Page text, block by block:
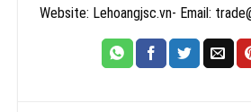
Website: Lehoangjsc.vn- Email: